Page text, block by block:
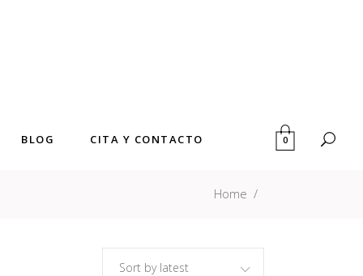
BLOG CITA Y CONTACTO 0
Home /
Sort by latest